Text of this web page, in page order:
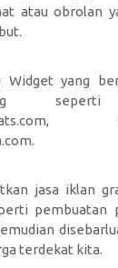
atau obrolan
Widget yang
seperti
jasa iklan
pembuatan
terdekat kita.